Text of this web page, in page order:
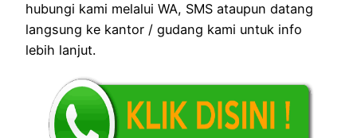
hubungi kami melalui WA, SMS ataupun datang
langsung ke kantor / gudang kami untuk info
lebih lanjut.